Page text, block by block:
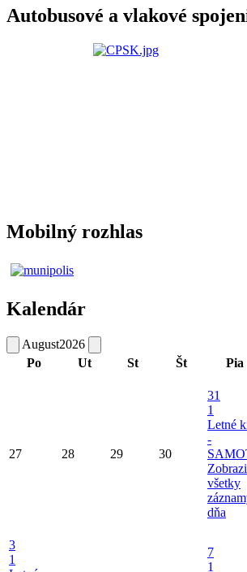
Autobusové a vlakové
Mobilný rozhlas
Kalendár
August2026
Po
Ut St Št Pia
27 28 29 30
31
1
Letné
-
všetky
dňa
3
1
7
1